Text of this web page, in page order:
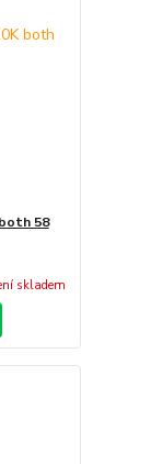
58
skladem